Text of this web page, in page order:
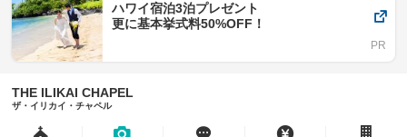
ハワイ宿泊3泊プレゼント
更に基本挙式料50%OFF！
THE ILIKAI CHAPEL
ザ・イリカイ・チャペル